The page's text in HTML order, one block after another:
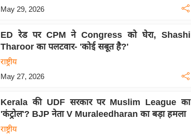
May 29, 2026
ED रेड पर CPM ने Congress को घेरा, Shashi
Tharoor का पलटवार- 'कोई सबूत है?'
राष्ट्रीय
May 27, 2026
Kerala की UDF सरकार पर Muslim League का
'कंट्रोल'? BJP नेता V Muraleedharan का बड़ा हमला
राष्ट्रीय